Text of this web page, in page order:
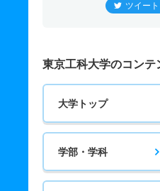
ツイート
東京工科大学のコンテ
大学トップ
学部・学科